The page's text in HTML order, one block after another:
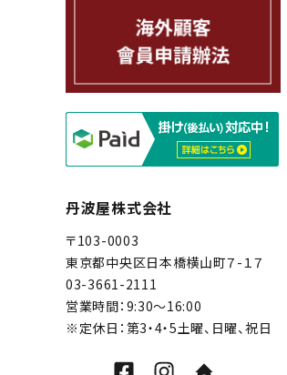
丹波屋株式会社
〒103-0003
東京都中央区日本橋横山町７-１７
03-3661-2111
営業時間：9:30～16:00
※定休日：第3・4・5土曜、日曜、祝日